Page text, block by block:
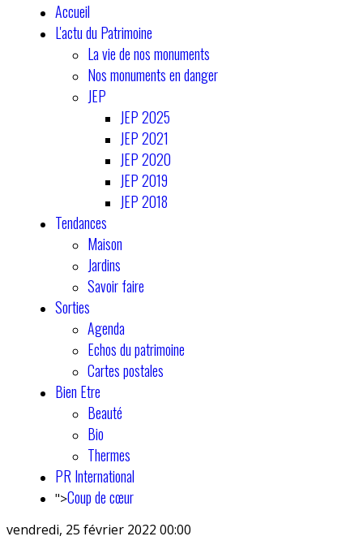
Accueil
L'actu du Patrimoine
La vie de nos monuments
Nos monuments en danger
JEP
JEP 2025
JEP 2021
JEP 2020
JEP 2019
JEP 2018
Tendances
Maison
Jardins
Savoir faire
Sorties
Agenda
Echos du patrimoine
Cartes postales
Bien Etre
Beauté
Bio
Thermes
PR International
">Coup de cœur
vendredi, 25 février 2022 00:00